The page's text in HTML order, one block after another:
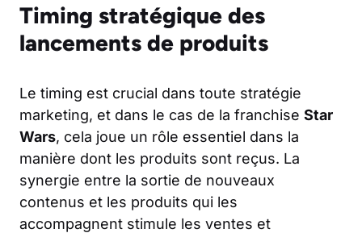
Timing stratégique des
lancements de produits
Le timing est crucial dans toute stratégie
marketing, et dans le cas de la franchise Star
Wars, cela joue un rôle essentiel dans la
manière dont les produits sont reçus. La
synergie entre la sortie de nouveaux
contenus et les produits qui les
accompagnent stimule les ventes et